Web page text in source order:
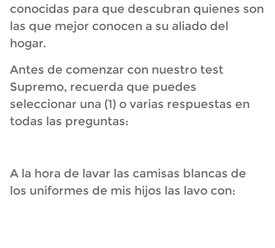
conocidas para que descubran quienes son
las que mejor conocen a su aliado del
hogar.
Antes de comenzar con nuestro test
Supremo, recuerda que puedes
seleccionar una (1) o varias respuestas en
todas las preguntas:
A la hora de lavar las camisas blancas de
los uniformes de mis hijos las lavo con: